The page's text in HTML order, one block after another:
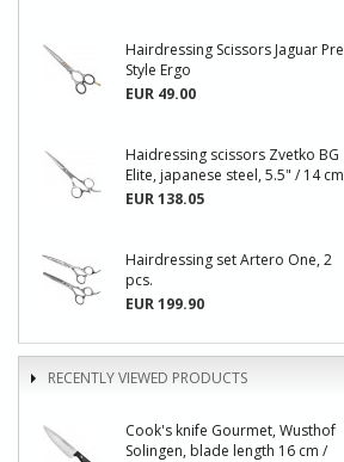
Hairdressing Scissors Jaguar Pre
Style Ergo
EUR 49.00
Haidressing scissors Zvetko BG
Elite, japanese steel, 5.5" / 14 cm
EUR 138.05
Hairdressing set Artero One, 2
pcs.
EUR 199.90
RECENTLY VIEWED PRODUCTS
Cook's knife Gourmet, Wusthof
Solingen, blade length 16 cm /